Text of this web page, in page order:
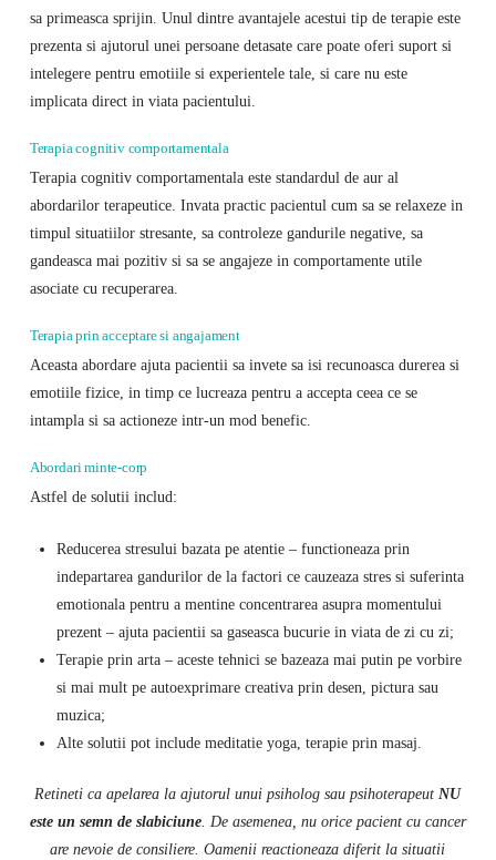
sa primeasca sprijin. Unul dintre avantajele acestui tip de terapie este
prezenta si ajutorul unei persoane detasate care poate oferi suport si
intelegere pentru emotiile si experientele tale, si care nu este
implicata direct in viata pacientului.
Terapia cognitiv comportamentala
Terapia cognitiv comportamentala este standardul de aur al
abordarilor terapeutice. Invata practic pacientul cum sa se relaxeze in
timpul situatiilor stresante, sa controleze gandurile negative, sa
gandeasca mai pozitiv si sa se angajeze in comportamente utile
asociate cu recuperarea.
Terapia prin acceptare si angajament
Aceasta abordare ajuta pacientii sa invete sa isi recunoasca durerea si
emotiile fizice, in timp ce lucreaza pentru a accepta ceea ce se
intampla si sa actioneze intr-un mod benefic.
Abordari minte-corp
Astfel de solutii includ:
Reducerea stresului bazata pe atentie – functioneaza prin
indepartarea gandurilor de la factori ce cauzeaza stres si suferinta
emotionala pentru a mentine concentrarea asupra momentului
prezent – ajuta pacientii sa gaseasca bucurie in viata de zi cu zi;
Terapie prin arta – aceste tehnici se bazeaza mai putin pe vorbire
si mai mult pe autoexprimare creativa prin desen, pictura sau
muzica;
Alte solutii pot include meditatie yoga, terapie prin masaj.
Retineti ca apelarea la ajutorul unui psiholog sau psihoterapeut NU
este un semn de slabiciune. De asemenea, nu orice pacient cu cancer
are nevoie de consiliere. Oamenii reactioneaza diferit la situatii